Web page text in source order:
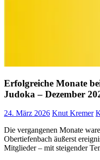
Erfolgreiche Monate
Judoka – Dezember
24. März 2026 Knut Kremer
Die vergangenen Monate
Obertiefenbach äußerst
Mitglieder – mit steigender